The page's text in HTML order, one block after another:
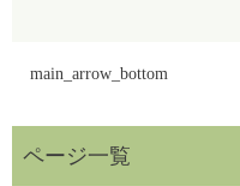
main_arrow_bottom